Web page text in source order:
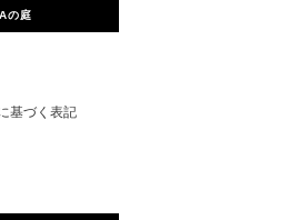
の庭
基づく表記